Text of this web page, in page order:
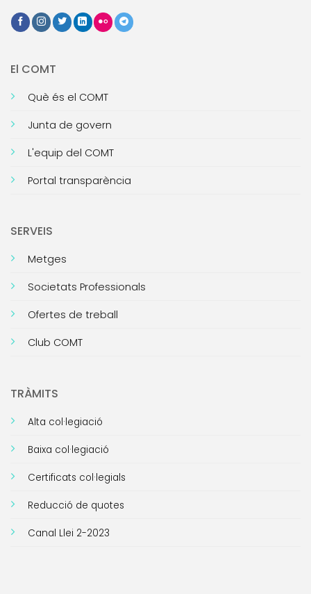
El COMT
Què és el COMT
Junta de govern
L'equip del COMT
Portal transparència
SERVEIS
Metges
Societats Professionals
Ofertes de treball
Club COMT
TRÀMITS
Alta col·legiació
Baixa col·legiació
Certificats col·legials
Reducció de quotes
Canal Llei 2-2023